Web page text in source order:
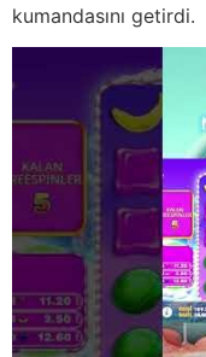
kumandasını getirdi.